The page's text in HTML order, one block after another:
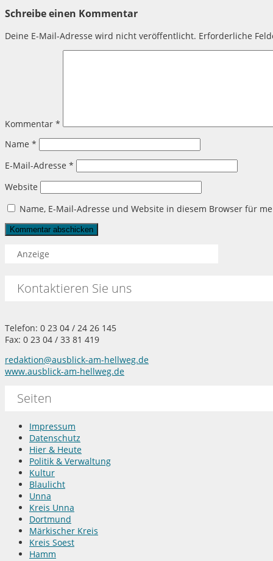
Schreibe einen Kommentar
Deine E-Mail-Adresse wird nicht veröffentlicht. Erforderliche
Kommentar *
Name *
E-Mail-Adresse *
Website
Name, E-Mail-Adresse und Website in diesem Browser für
Anzeige
Kontaktieren Sie uns
Telefon: 0 23 04 / 24 26 145
Fax: 0 23 04 / 33 81 419
redaktion@ausblick-am-hellweg.de
www.ausblick-am-hellweg.de
Seiten
Impressum
Datenschutz
Hier & Heute
Politik & Verwaltung
Kultur
Blaulicht
Unna
Kreis Unna
Dortmund
Märkischer Kreis
Kreis Soest
Hamm